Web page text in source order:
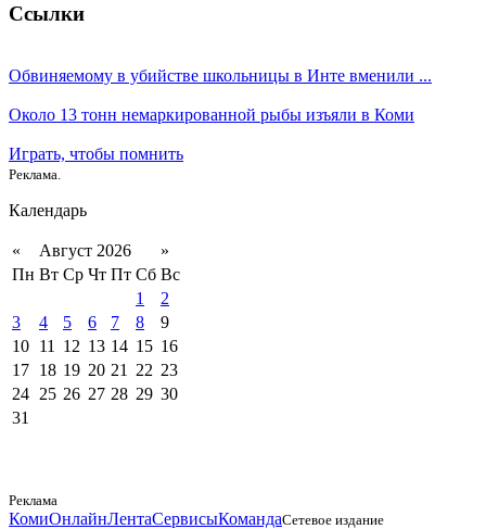
Ссылки
Обвиняемому в убийстве школьницы в Инте вменили ...
Около 13 тонн немаркированной рыбы изъяли в Коми
Играть, чтобы помнить
Реклама.
Календарь
« Август 2026
»
Пн Вт Ср Чт Пт Сб Вс
1
2
3
4 5 6 7 8
9
10 11 12 13 14 15 16
17 18 19 20 21 22 23
24 25 26 27 28 29 30
31
Реклама
КомиОнлайнЛентаСервисыКомандаСетевое издание